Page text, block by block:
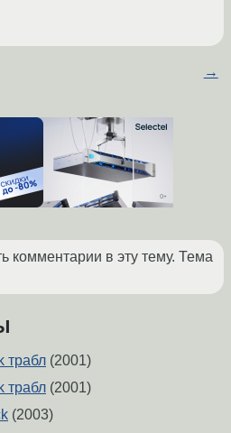
→
комментарии в эту тему. Тема
трабл (2001)
трабл (2001)
(2003)